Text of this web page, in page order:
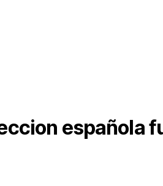
española